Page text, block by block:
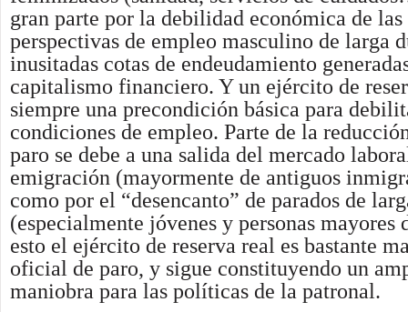
gran parte por la debilidad económica de
perspectivas de empleo masculino de larga
inusitadas cotas de endeudamiento
capitalismo financiero. Y un ejército de
siempre una precondición básica para
condiciones de empleo. Parte de la
paro se debe a una salida del mercado
emigración (mayormente de antiguos
como por el “desencanto” de parados de
(especialmente jóvenes y personas mayores
esto el ejército de reserva real es bastante
oficial de paro, y sigue constituyendo un
maniobra para las políticas de la patronal.